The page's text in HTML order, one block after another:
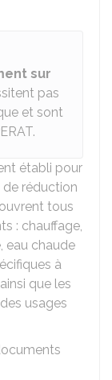
sur
pas
et sont
établi pour
réduction
tous
: chauffage,
eau chaude
à
que les
usages